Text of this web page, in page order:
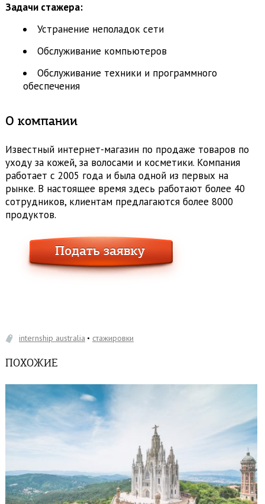
Задачи стажера:
Устранение неполадок сети
Обслуживание компьютеров
Обслуживание техники и программного
обеспечения
О компании
Известный интернет-магазин по продаже товаров по
уходу за кожей, за волосами и косметики. Компания
работает с 2005 года и была одной из первых на
рынке. В настоящее время здесь работают более 40
сотрудников, клиентам предлагаются более 8000
продуктов.
internship australia стажировки
ПОХОЖИЕ